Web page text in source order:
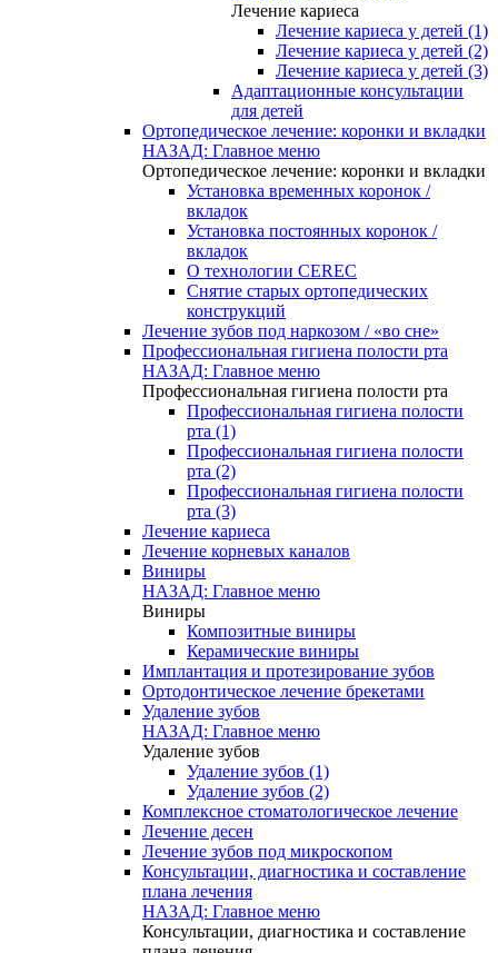
Лечение кариеса
Лечение кариеса у детей (1)
Лечение кариеса у детей (2)
Лечение кариеса у детей (3)
Адаптационные консультации
для детей
Ортопедическое лечение: коронки и вкладки
НАЗАД: Главное меню
Ортопедическое лечение: коронки и вкладки
Установка временных коронок /
вкладок
Установка постоянных коронок /
вкладок
О технологии CEREC
Снятие старых ортопедических
конструкций
Лечение зубов под наркозом / «во сне»
Профессиональная гигиена полости рта
НАЗАД: Главное меню
Профессиональная гигиена полости рта
Профессиональная гигиена полости
рта (1)
Профессиональная гигиена полости
рта (2)
Профессиональная гигиена полости
рта (3)
Лечение кариеса
Лечение корневых каналов
Виниры
НАЗАД: Главное меню
Виниры
Композитные виниры
Керамические виниры
Имплантация и протезирование зубов
Ортодонтическое лечение брекетами
Удаление зубов
НАЗАД: Главное меню
Удаление зубов
Удаление зубов (1)
Удаление зубов (2)
Комплексное стоматологическое лечение
Лечение десен
Лечение зубов под микроскопом
Консультации, диагностика и составление
плана лечения
НАЗАД: Главное меню
Консультации, диагностика и составление